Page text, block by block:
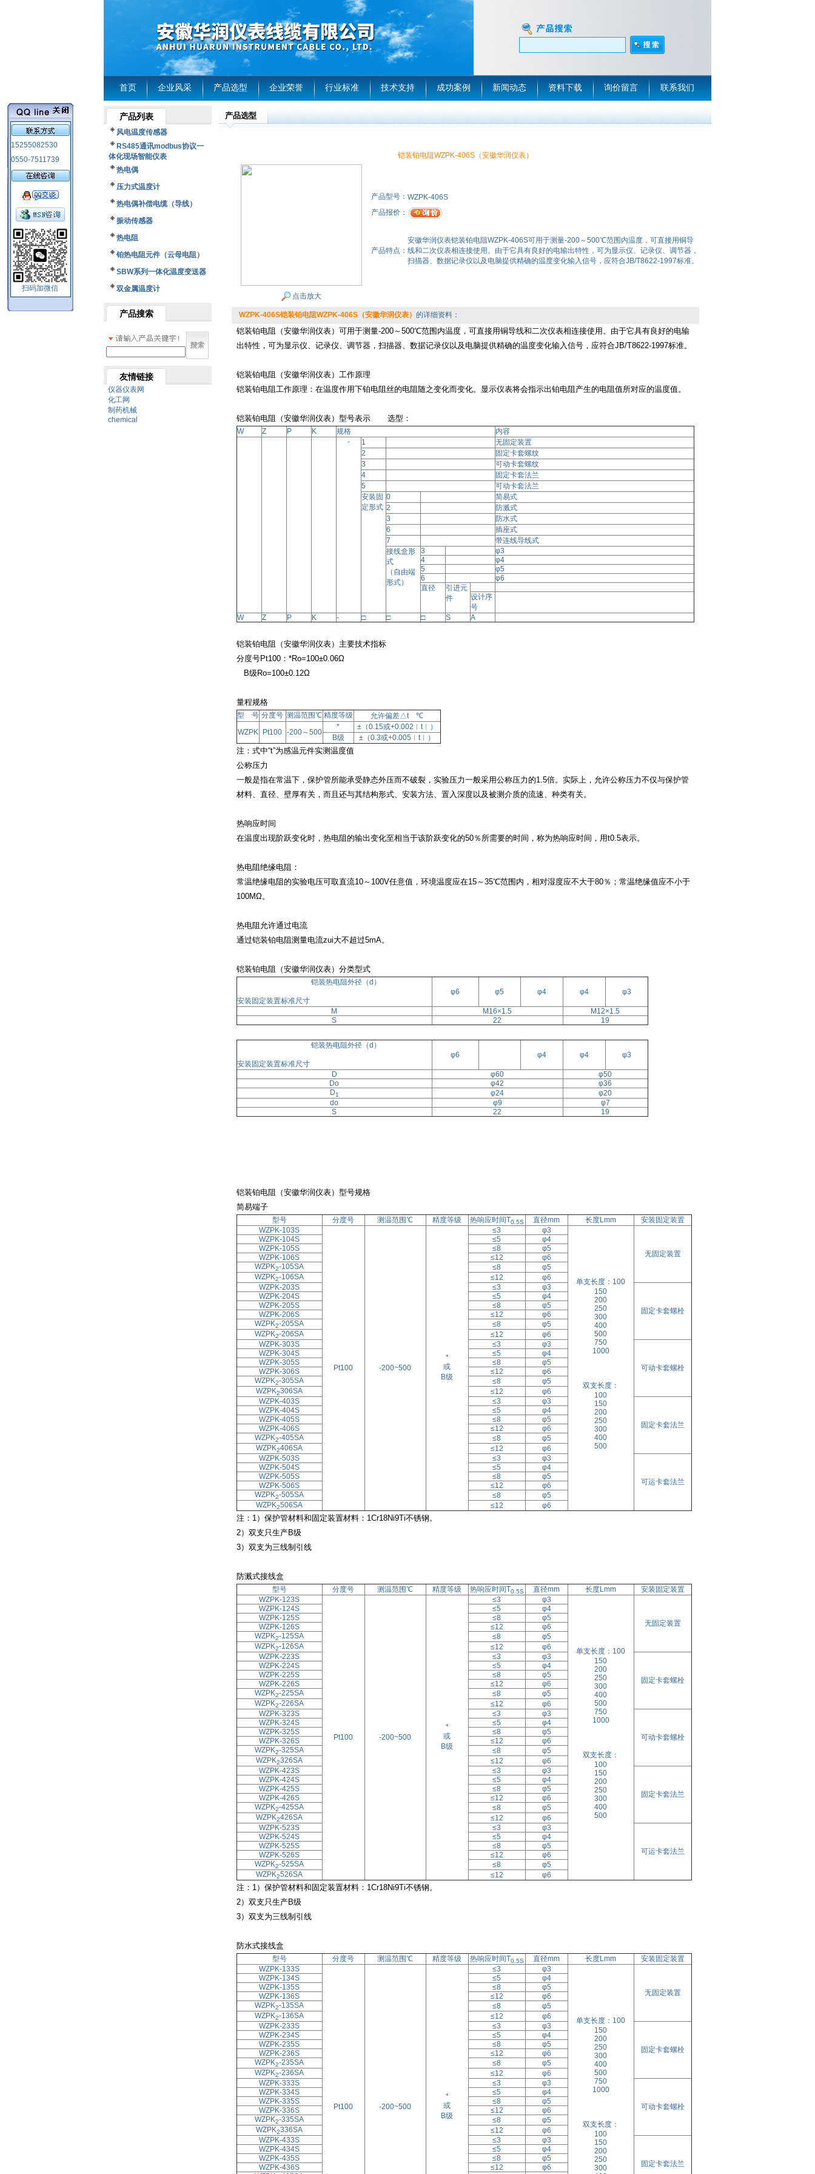
首页 企业风采 产品选型 企业荣誉 行业标准 技术支持 成功案例 新闻动态 资料下载 询价留言 联系我们
15255082530
0550-7511739
扫码加微信
产品列表
风电温度传感器
RS485通讯modbus协议一
体化现场智能仪表
热电偶
压力式温度计
热电偶补偿电缆（导线）
振动传感器
热电阻
铂热电阻元件（云母电阻）
SBW系列一体化温度变送器
双金属温度计
产品搜索
友情链接
仪器仪表网
化工网
制药机械
chemical
产品选型
铠装铂电阻WZPK-406S（安徽华润仪表）
点击放大
产品型号： WZPK-406S
产品报价：
产品特点：
安徽华润仪表铠装铂电阻WZPK-406S可用于测量-200～500℃范围内温度，可直接用铜导
线和二次仪表相连接使用。由于它具有良好的电输出特性，可为显示仪、记录仪、调节器，
扫描器、数据记录仪以及电脑提供精确的温度变化输入信号，应符合JB/T8622-1997标准。
WZPK-406S铠装铂电阻WZPK-406S（安徽华润仪表） 的详细资料：
铠装铂电阻（安徽华润仪表）可用于测量-200～500℃范围内温度，可直接用铜导线和二次仪表相连接使用。由于它具有良好的电输
出特性，可为显示仪、记录仪、调节器，扫描器、数据记录仪以及电脑提供精确的温度变化输入信号，应符合JB/T8622-1997标准。
铠装铂电阻（安徽华润仪表）工作原理
铠装铂电阻工作原理：在温度作用下铂电阻丝的电阻随之变化而变化。显示仪表将会指示出铂电阻产生的电阻值所对应的温度值。
铠装铂电阻（安徽华润仪表）型号表示 选型：
W Z P K 规格
内容
-
1
无固定装置
2
固定卡套螺纹
3
可动卡套螺纹
4
固定卡套法兰
5
可动卡套法兰
安装固
定形式
0
简易式
2
防溅式
3
防水式
6
插座式
7
带连线导线式
接线盒形
式
（自由端
形式）
3 φ3
4
φ4
5
φ5
6
φ6
直径
引进元
件
设计序
号
W
Z P K - □ □ □ S A
铠装铂电阻（安徽华润仪表）主要技术指标
分度号Pt100：*Ro=100±0.06Ω
B级 Ro=100±0.12Ω
量程规格
型 号 分度号 测温范围℃ 精度等级 允许偏差△t ℃
WZPK
Pt100 -200～500
* ±（0.15或+0.002︱t︱）
B级
±（0.3或+0.005︱t︱）
注：式中“t”为感温元件实测温度值
公称压力
一般是指在常温下，保护管所能承受静态外压而不破裂，实验压力一般采用公称压力的1.5倍。实际上，允许公称压力不仅与保护管
材料、直径、壁厚有关，而且还与其结构形式、安装方法、置入深度以及被测介质的流速、种类有关。
热响应时间
在温度出现阶跃变化时，热电阻的输出变化至相当于该阶跃变化的50％所需要的时间，称为热响应时间，用t0.5表示。
热电阻绝缘电阻：
常温绝缘电阻的实验电压可取直流10～100V任意值，环境温度应在15～35℃范围内，相对湿度应不大于80％；常温绝缘值应不小于
100MΩ。
热电阻允许通过电流
通过铠装铂电阻测量电流zui大不超过5mA。
铠装铂电阻（安徽华润仪表）分类型式
铠装热电阻外径（d）
安装固定装置标准尺寸
φ6 φ5 φ4 φ4 φ3
M M16×1.5
M12×1.5
S
22 19
铠装热电阻外径（d）
安装固定装置标准尺寸
φ6 φ4 φ4 φ3
D φ60
φ50
Do
φ42
φ36
D1 φ24
φ20
do
φ9
φ7
S
22 19
铠装铂电阻（安徽华润仪表）型号规格
简易端子
型号 分度号 测温范围℃ 精度等级 热响应时间T0.5S 直径mm 长度Lmm
安装固定装置
WZPK-103S
Pt100 -200~500
*
或
B级
≤3 φ3
单支长度：100
150
200
250
300
400
500
750
1000
双支长度：
100
150
200
250
300
400
500
无固定装置
WZPK-104S ≤5
φ4
WZPK-105S
≤8
φ5
WZPK-106S
≤12
φ6
WZPK2-105SA ≤8
φ5
WZPK2-106SA ≤12
φ6
WZPK-203S
≤3 φ3
固定卡套螺栓
WZPK-204S ≤5
φ4
WZPK-205S
≤8
φ5
WZPK-206S
≤12
φ6
WZPK2-205SA ≤8
φ5
WZPK2-206SA ≤12
φ6
WZPK-303S
≤3 φ3
可动卡套螺栓
WZPK-304S ≤5
φ4
WZPK-305S
≤8
φ5
WZPK-306S
≤12
φ6
WZPK2-305SA ≤8
φ5
WZPK2306SA ≤12
φ6
WZPK-403S
≤3 φ3
固定卡套法兰
WZPK-404S ≤5
φ4
WZPK-405S
≤8
φ5
WZPK-406S
≤12
φ6
WZPK2-405SA ≤8
φ5
WZPK2406SA ≤12
φ6
WZPK-503S
≤3 φ3
可运卡套法兰
WZPK-504S ≤5
φ4
WZPK-505S
≤8
φ5
WZPK-506S
≤12
φ6
WZPK2-505SA ≤8
φ5
WZPK2506SA ≤12 φ6
注：1）保护管材料和固定装置材料：1Cr18Ni9Ti不锈钢。
2）双支只生产B级
3）双支为三线制引线
防溅式接线盒
型号 分度号 测温范围℃ 精度等级 热响应时间T0.5S 直径mm 长度Lmm
安装固定装置
WZPK-123S
Pt100 -200~500
*
或
B级
≤3 φ3
单支长度：100
150
200
250
300
400
500
750
1000
双支长度：
100
150
200
250
300
400
500
无固定装置
WZPK-124S ≤5
φ4
WZPK-125S
≤8
φ5
WZPK-126S
≤12
φ6
WZPK2-125SA ≤8
φ5
WZPK2-126SA ≤12
φ6
WZPK-223S
≤3 φ3
固定卡套螺栓
WZPK-224S ≤5
φ4
WZPK-225S
≤8
φ5
WZPK-226S
≤12
φ6
WZPK2-225SA ≤8
φ5
WZPK2-226SA ≤12
φ6
WZPK-323S
≤3 φ3
可动卡套螺栓
WZPK-324S ≤5
φ4
WZPK-325S
≤8
φ5
WZPK-326S
≤12
φ6
WZPK2-325SA ≤8
φ5
WZPK2326SA ≤12
φ6
WZPK-423S
≤3 φ3
固定卡套法兰
WZPK-424S ≤5
φ4
WZPK-425S
≤8
φ5
WZPK-426S
≤12
φ6
WZPK2-425SA ≤8
φ5
WZPK2426SA ≤12
φ6
WZPK-523S
≤3 φ3
可运卡套法兰
WZPK-524S ≤5
φ4
WZPK-525S
≤8
φ5
WZPK-526S
≤12
φ6
WZPK2-525SA ≤8
φ5
WZPK2526SA ≤12 φ6
注：1）保护管材料和固定装置材料：1Cr18Ni9Ti不锈钢。
2）双支只生产B级
3）双支为三线制引线
防水式接线盒
型号 分度号 测温范围℃ 精度等级 热响应时间T0.5S 直径mm 长度Lmm
安装固定装置
WZPK-133S
Pt100 -200~500
*
或
B级
≤3 φ3
单支长度：100
150
200
250
300
400
500
750
1000
双支长度：
100
150
200
250
300
无固定装置
WZPK-134S ≤5
φ4
WZPK-135S
≤8
φ5
WZPK-136S
≤12
φ6
WZPK2-135SA ≤8
φ5
WZPK2-136SA ≤12
φ6
WZPK-233S
≤3 φ3
固定卡套螺栓
WZPK-234S ≤5
φ4
WZPK-235S
≤8
φ5
WZPK-236S
≤12
φ6
WZPK2-235SA ≤8
φ5
WZPK2-236SA ≤12
φ6
WZPK-333S
≤3 φ3
可动卡套螺栓
WZPK-334S ≤5
φ4
WZPK-335S
≤8
φ5
WZPK-336S
≤12
φ6
WZPK2-335SA ≤8
φ5
WZPK2336SA ≤12
φ6
WZPK-433S
≤3 φ3
固定卡套法兰
WZPK-434S ≤5
φ4
WZPK-435S
≤8
φ5
WZPK-436S
≤12
φ6